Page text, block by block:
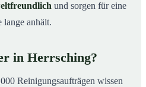
und sorgen für eine
lange anhält.
in Herrsching?
Reinigungsaufträgen wissen